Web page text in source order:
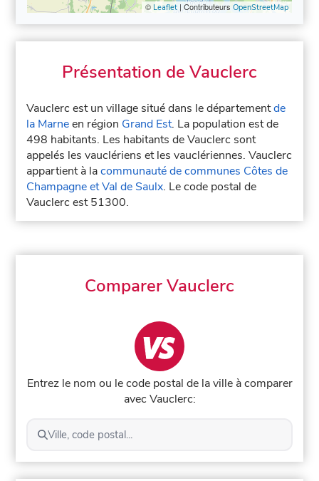
© Leaflet| Contributeurs OpenStreetMap
Présentation de Vauclerc
Vauclerc est un village situé dans le départementde
la Marneen région Grand Est. La population est de
498 habitants. Les habitants de Vauclerc sont
appelés les vauclériens et les vauclériennes. Vauclerc
appartient à lacommunauté de communes Côtes de
Champagne et Val de Saulx. Le code postal de
Vauclerc est 51300.
Comparer Vauclerc
Entrez le nom ou le code postal de la ville à comparer
avec Vauclerc:
Ville, code postal...